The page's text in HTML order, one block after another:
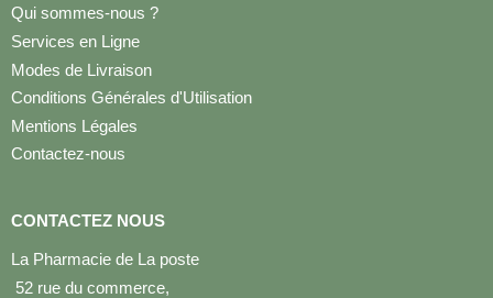
Qui sommes-nous ?
Services en Ligne
Modes de Livraison
Conditions Générales d'Utilisation
Mentions Légales
Contactez-nous
CONTACTEZ NOUS
La Pharmacie de La poste
52 rue du commerce,